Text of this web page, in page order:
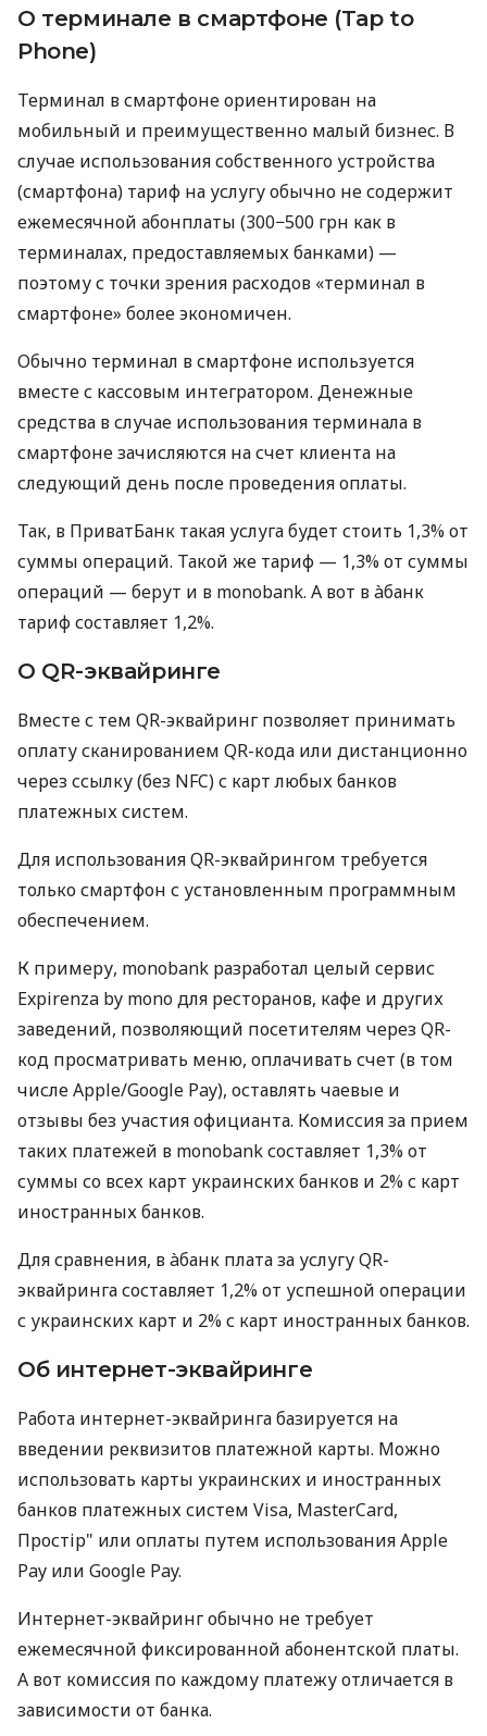
О терминале в смартфоне (Tap to
Phone)
Терминал в смартфоне ориентирован на
мобильный и преимущественно малый бизнес. В
случае использования собственного устройства
(смартфона) тариф на услугу обычно не содержит
ежемесячной абонплаты (300−500 грн как в
терминалах, предоставляемых банками) —
поэтому с точки зрения расходов «терминал в
смартфоне» более экономичен.
Обычно терминал в смартфоне используется
вместе с кассовым интегратором. Денежные
средства в случае использования терминала в
смартфоне зачисляются на счет клиента на
следующий день после проведения оплаты.
Так, в ПриватБанк такая услуга будет стоить 1,3% от
суммы операций. Такой же тариф — 1,3% от суммы
операций — берут и в monobank. А вот в àбанк
тариф составляет 1,2%.
О QR-эквайринге
Вместе с тем QR-эквайринг позволяет принимать
оплату сканированием QR-кода или дистанционно
через ссылку (без NFC) с карт любых банков
платежных систем.
Для использования QR-эквайрингом требуется
только смартфон с установленным программным
обеспечением.
К примеру, monobank разработал целый сервис
Expirenza by mono для ресторанов, кафе и других
заведений, позволяющий посетителям через QR-
код просматривать меню, оплачивать счет (в том
числе Apple/Google Pay), оставлять чаевые и
отзывы без участия официанта. Комиссия за прием
таких платежей в monobank составляет 1,3% от
суммы со всех карт украинских банков и 2% с карт
иностранных банков.
Для сравнения, в àбанк плата за услугу QR-
эквайринга составляет 1,2% от успешной операции
с украинских карт и 2% с карт иностранных банков.
Об интернет-эквайринге
Работа интернет-эквайринга базируется на
введении реквизитов платежной карты. Можно
использовать карты украинских и иностранных
банков платежных систем Visa, MasterCard,
Простір" или оплаты путем использования Apple
Pay или Google Pay.
Интернет-эквайринг обычно не требует
ежемесячной фиксированной абонентской платы.
А вот комиссия по каждому платежу отличается в
зависимости от банка.